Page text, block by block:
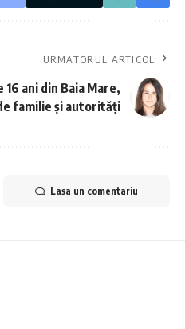
URMATORUL ARTICOL
ani din Baia Mare,
familie și autorități
Lasa un comentariu